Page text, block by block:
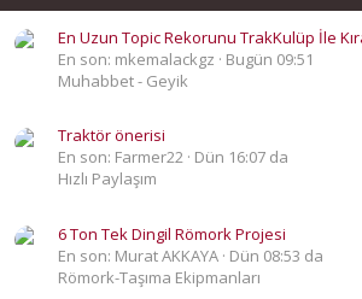
En Uzun Topic Rekorunu TrakKulüp İle
En son: mkemalackgz
Bugün 09:51
Muhabbet - Geyik
Traktör önerisi
En son: Farmer22 Dün 16:07 da
Hızlı Paylaşım
6 Ton Tek Dingil Römork Projesi
En son: Murat AKKAYA Dün 08:53 da
Römork-Taşıma Ekipmanları